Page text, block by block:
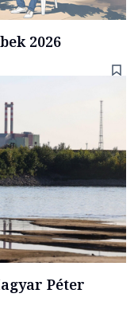
2026
Péter